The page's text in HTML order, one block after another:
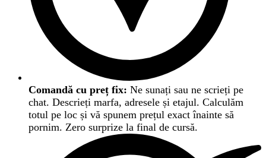
Comandă cu preț fix: Ne sunați sau ne scrieți pe
chat. Descrieți marfa, adresele și etajul. Calculăm
totul pe loc și vă spunem prețul exact înainte să
pornim. Zero surprize la final de cursă.